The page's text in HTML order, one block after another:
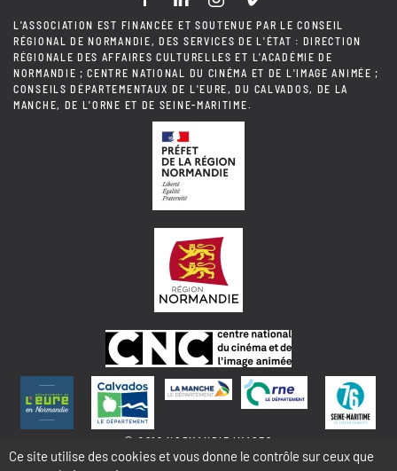
L'ASSOCIATION EST FINANCÉE ET SOUTENUE PAR LE CONSEIL
RÉGIONAL DE NORMANDIE, DES SERVICES DE L'ÉTAT : DIRECTION
RÉGIONALE DES AFFAIRES CULTURELLES ET L'ACADÉMIE DE
NORMANDIE ; CENTRE NATIONAL DU CINÉMA ET DE L'IMAGE ANIMÉE ;
CONSEILS DÉPARTEMENTAUX DE L'EURE, DU CALVADOS, DE LA
MANCHE, DE L'ORNE ET DE SEINE-MARITIME.
© 2018 NORMANDIE IMAGES
Ce site utilise des cookies et vous donne le contrôle sur ceux que